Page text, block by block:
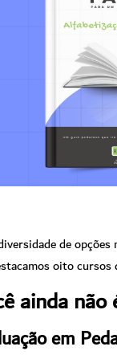
de
oito cursos
ainda
em